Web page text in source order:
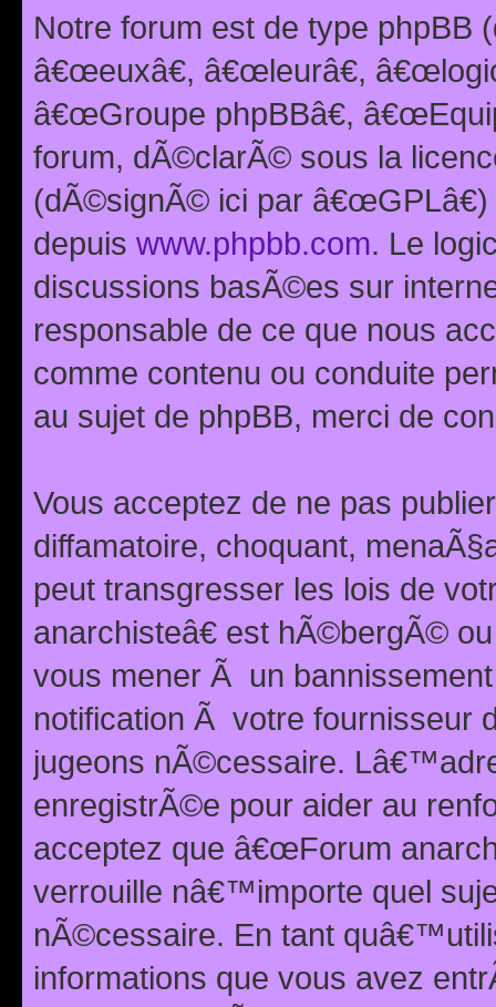
Notre forum est de type phpBB
â€œeuxâ€, â€œleurâ€,
â€œGroupe phpBBâ€,
forum, dÃ©clarÃ© sous la
(dÃ©signÃ© ici par
depuis www.phpbb.com. Le
discussions basÃ©es sur
responsable de ce que nous
comme contenu ou conduite
au sujet de phpBB, merci de
Vous acceptez de ne pas
diffamatoire, choquant,
peut transgresser les lois de
anarchisteâ€ est hÃ©bergÃ©
vous mener Ã un
notification Ã votre fournisseur
jugeons nÃ©cessaire.
enregistrÃ©e pour aider au
acceptez que â€œForum
verrouille nâ€™importe quel
nÃ©cessaire. En tant
informations que vous avez